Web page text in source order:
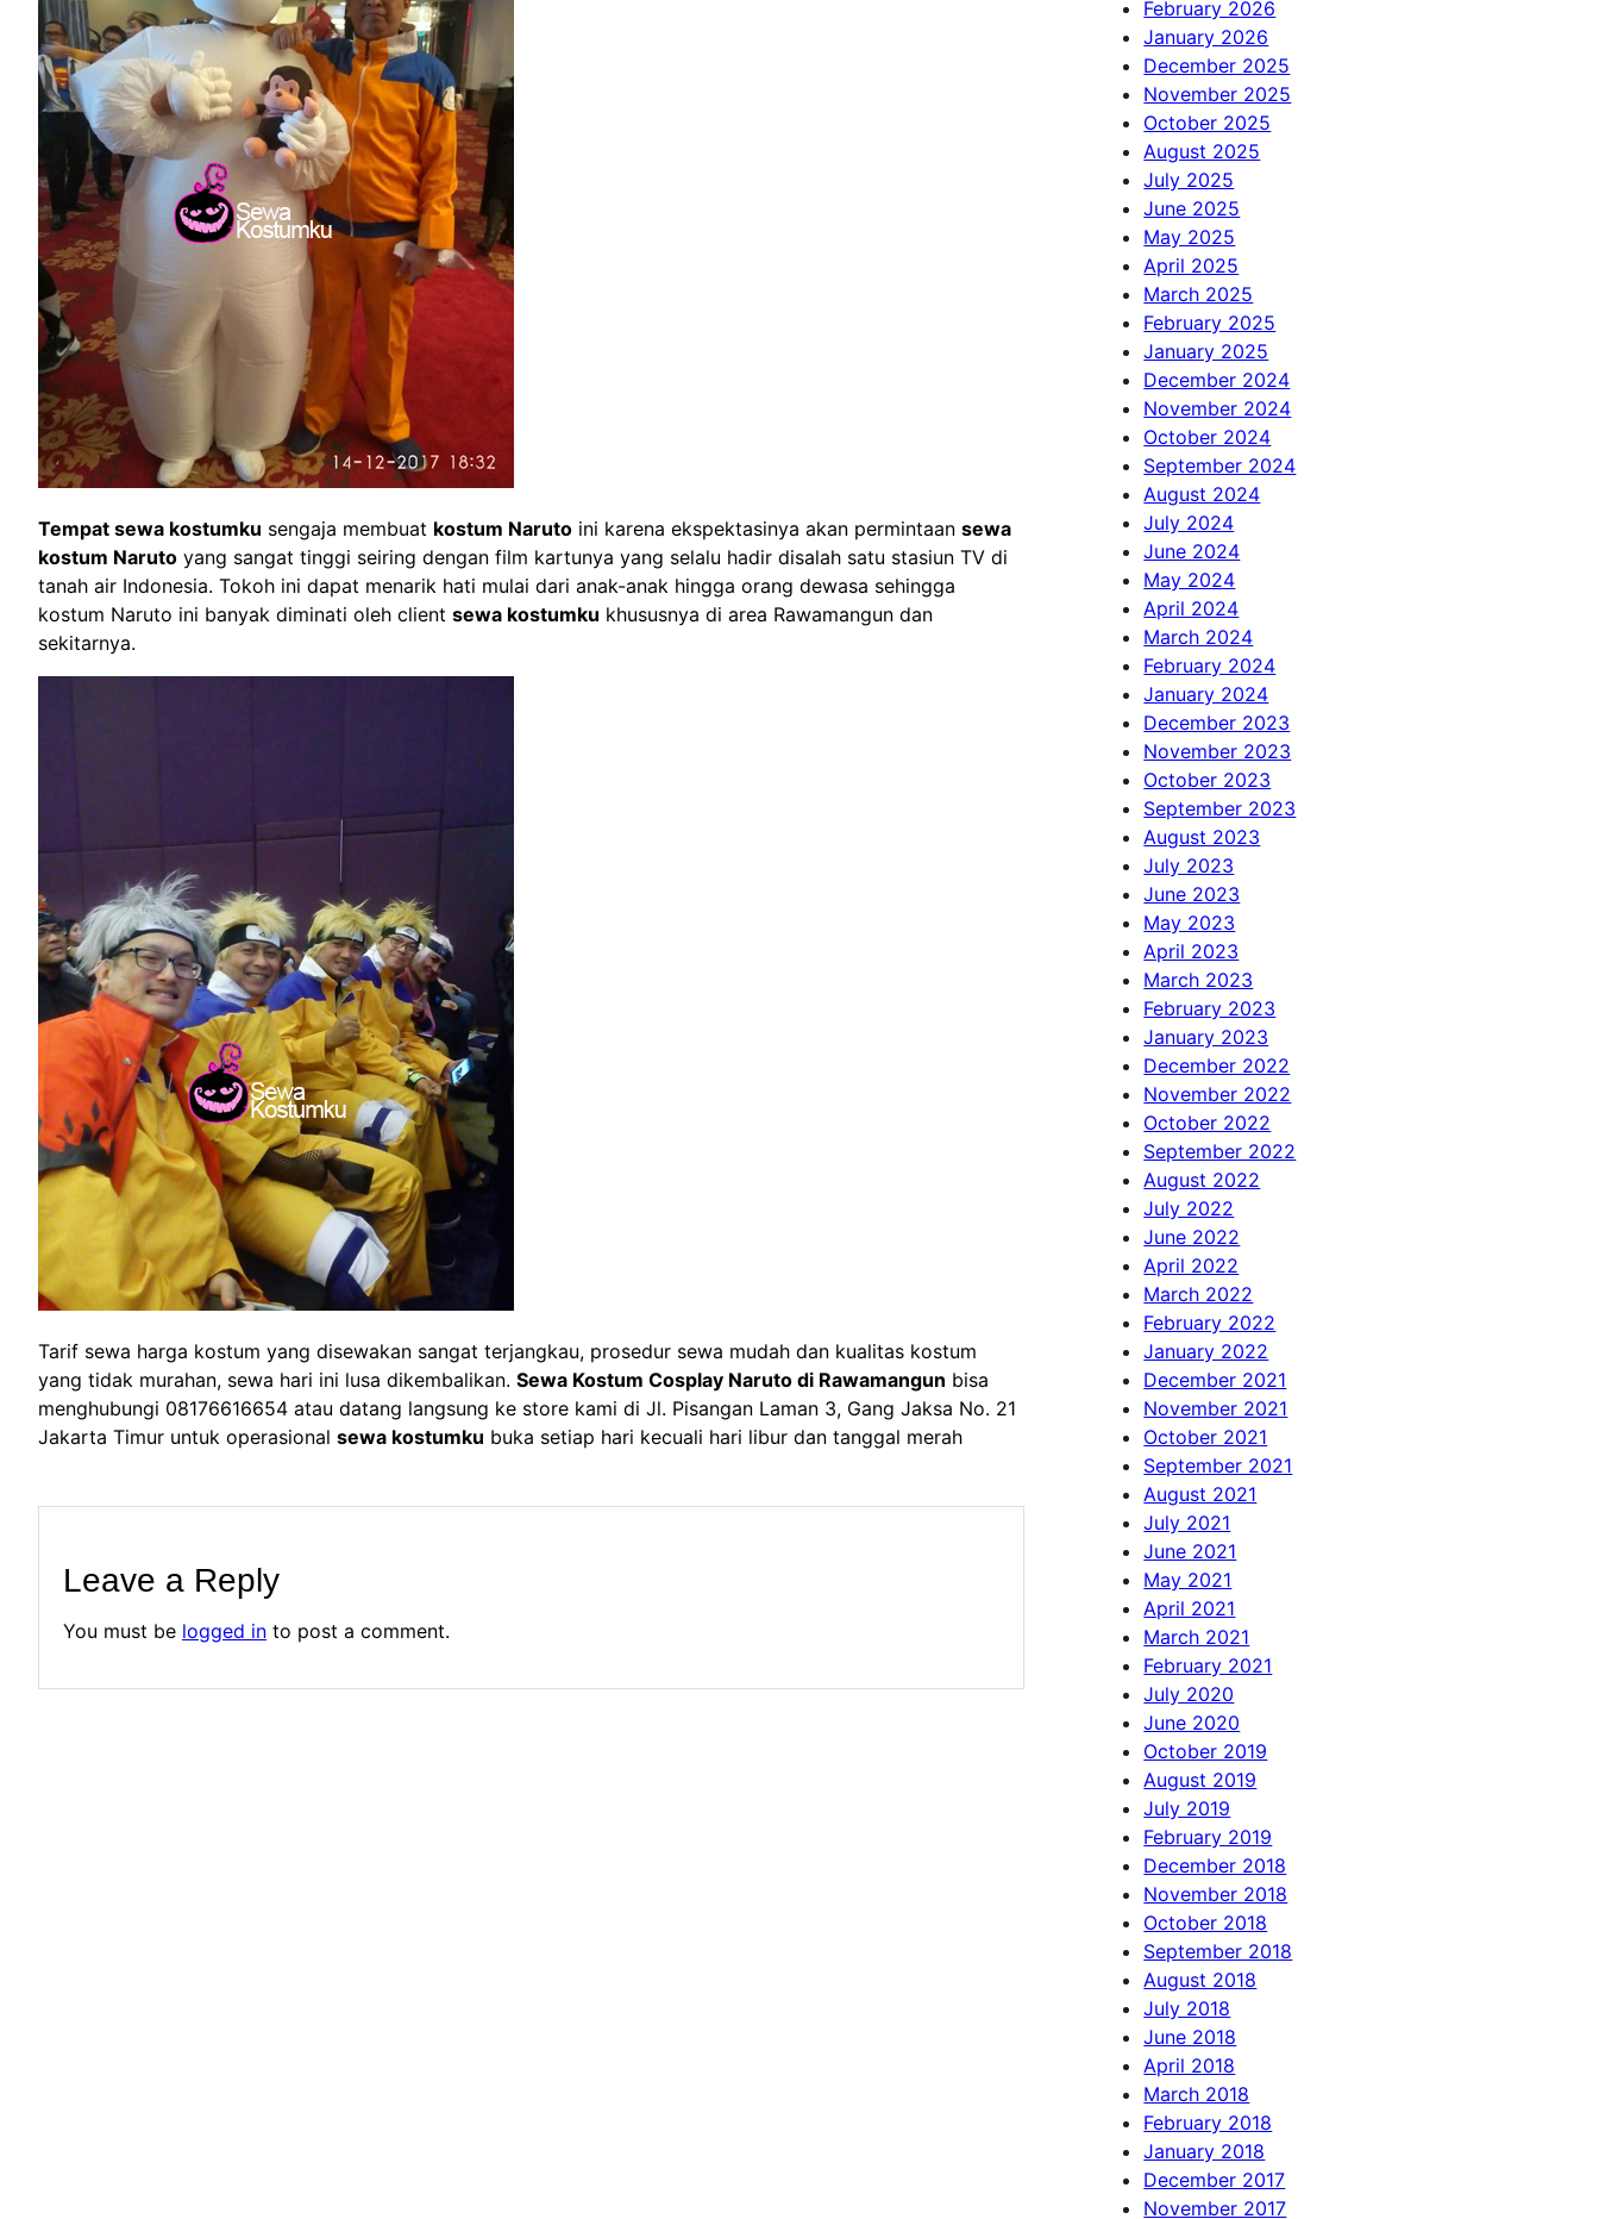
Tempat sewa kostumku sengaja membuat kostum Naruto ini karena ekspektasinya akan permintaan sewa
kostum Naruto yang sangat tinggi seiring dengan film kartunya yang selalu hadir disalah satu stasiun TV di
tanah air Indonesia. Tokoh ini dapat menarik hati mulai dari anak-anak hingga orang dewasa sehingga
kostum Naruto ini banyak diminati oleh client sewa kostumku khususnya di area Rawamangun dan
sekitarnya.
Tarif sewa harga kostum yang disewakan sangat terjangkau, prosedur sewa mudah dan kualitas kostum
yang tidak murahan, sewa hari ini lusa dikembalikan. Sewa Kostum Cosplay Naruto di Rawamangun bisa
menghubungi 08176616654 atau datang langsung ke store kami di Jl. Pisangan Laman 3, Gang Jaksa No. 21
Jakarta Timur untuk operasional sewa kostumku buka setiap hari kecuali hari libur dan tanggal merah
Leave a Reply
You must be logged in to post a comment.
February 2026
January 2026
December 2025
November 2025
October 2025
August 2025
July 2025
June 2025
May 2025
April 2025
March 2025
February 2025
January 2025
December 2024
November 2024
October 2024
September 2024
August 2024
July 2024
June 2024
May 2024
April 2024
March 2024
February 2024
January 2024
December 2023
November 2023
October 2023
September 2023
August 2023
July 2023
June 2023
May 2023
April 2023
March 2023
February 2023
January 2023
December 2022
November 2022
October 2022
September 2022
August 2022
July 2022
June 2022
April 2022
March 2022
February 2022
January 2022
December 2021
November 2021
October 2021
September 2021
August 2021
July 2021
June 2021
May 2021
April 2021
March 2021
February 2021
July 2020
June 2020
October 2019
August 2019
July 2019
February 2019
December 2018
November 2018
October 2018
September 2018
August 2018
July 2018
June 2018
April 2018
March 2018
February 2018
January 2018
December 2017
November 2017